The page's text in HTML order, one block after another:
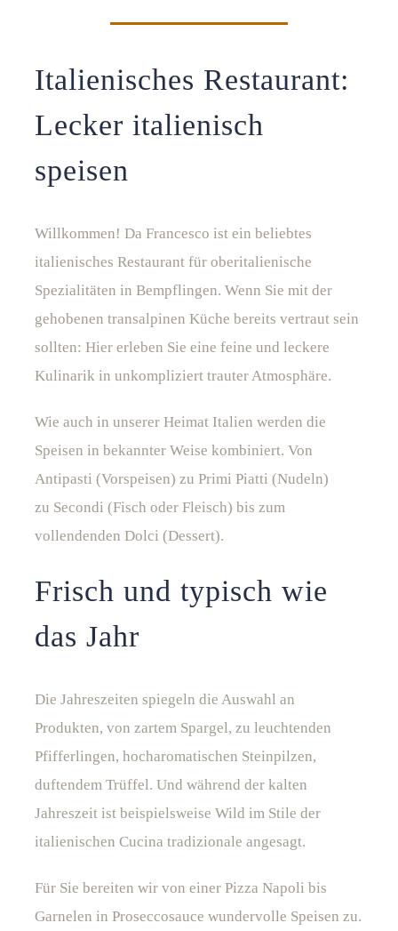
Italienisches Restaurant:
Lecker italienisch
speisen
Willkommen! Da Francesco ist ein beliebtes
italienisches Restaurant für oberitalienische
Spezialitäten in Bempflingen. Wenn Sie mit der
gehobenen transalpinen Küche bereits vertraut sein
sollten: Hier erleben Sie eine feine und leckere
Kulinarik in unkompliziert trauter Atmosphäre.
Wie auch in unserer Heimat Italien werden die
Speisen in bekannter Weise kombiniert. Von
Antipasti (Vorspeisen) zu Primi Piatti (Nudeln)
zu Secondi (Fisch oder Fleisch) bis zum
vollendenden Dolci (Dessert).
Frisch und typisch wie
das Jahr
Die Jahreszeiten spiegeln die Auswahl an
Produkten, von zartem Spargel, zu leuchtenden
Pfifferlingen, hocharomatischen Steinpilzen,
duftendem Trüffel. Und während der kalten
Jahreszeit ist beispielsweise Wild im Stile der
italienischen Cucina tradizionale angesagt.
Für Sie bereiten wir von einer Pizza Napoli bis
Garnelen in Proseccosauce wundervolle Speisen zu.